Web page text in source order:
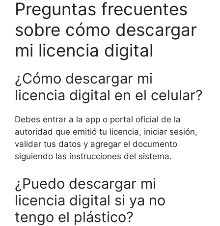
Preguntas frecuentes
sobre cómo descargar
mi licencia digital
¿Cómo descargar mi
licencia digital en el celular?
Debes entrar a la app o portal oficial de la
autoridad que emitió tu licencia, iniciar sesión,
validar tus datos y agregar el documento
siguiendo las instrucciones del sistema.
¿Puedo descargar mi
licencia digital si ya no
tengo el plástico?